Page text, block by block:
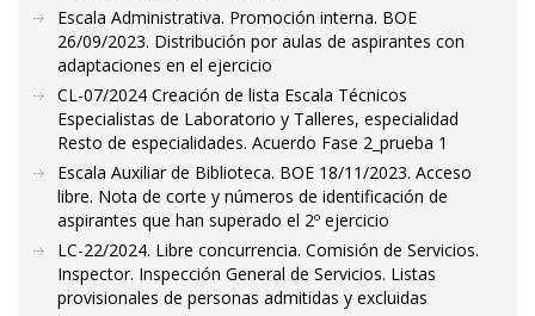
Escala Administrativa. Promoción interna. BOE
26/09/2023. Distribución por aulas de aspirantes con
adaptaciones en el ejercicio
CL-07/2024 Creación de lista Escala Técnicos
Especialistas de Laboratorio y Talleres, especialidad
Resto de especialidades. Acuerdo Fase 2_prueba 1
Escala Auxiliar de Biblioteca. BOE 18/11/2023. Acceso
libre. Nota de corte y números de identificación de
aspirantes que han superado el 2º ejercicio
LC-22/2024. Libre concurrencia. Comisión de Servicios.
Inspector. Inspección General de Servicios. Listas
provisionales de personas admitidas y excluidas